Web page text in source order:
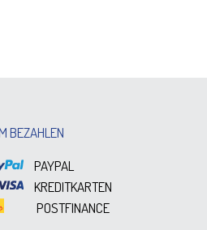
BEZAHLEN
PAYPAL
KREDITKARTEN
POSTFINANCE